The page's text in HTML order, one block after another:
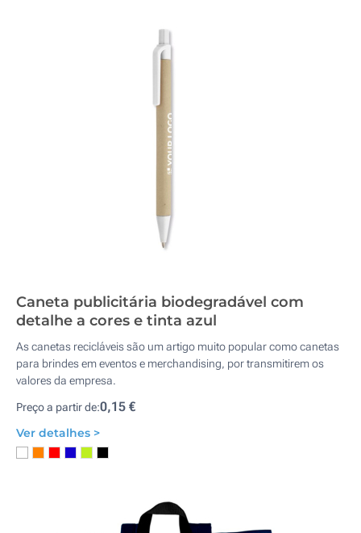
Caneta publicitária biodegradável com
detalhe a cores e tinta azul
As canetas recicláveis são um artigo muito popular como canetas
para brindes em eventos e merchandising, por transmitirem os
valores da empresa.
Preço a partir de:0,15 €
Ver detalhes >